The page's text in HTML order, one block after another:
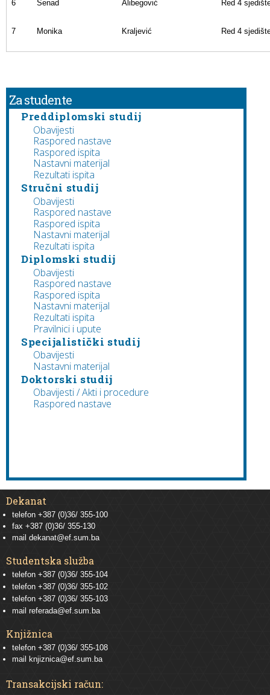
6 Senad Alibegović Red 4
7 Monika Kraljević Red 4
Za studente
Preddiplomski studij
Obavijesti
Raspored nastave
Raspored ispita
Nastavni materijal
Rezultati ispita
Stručni studij
Obavijesti
Raspored nastave
Raspored ispita
Nastavni materijal
Rezultati ispita
Diplomski studij
Obavijesti
Raspored nastave
Raspored ispita
Nastavni materijal
Rezultati ispita
Pravilnici i upute
Specijalistički studij
Obavijesti
Nastavni materijal
Doktorski studij
Obavijesti / Akti i procedure
Raspored nastave
Dekanat
telefon +387 (0)36/ 355-100
fax +387 (0)36/ 355-130
mail dekanat@ef.sum.ba
Studentska služba
telefon +387 (0)36/ 355-104
telefon +387 (0)36/ 355-102
telefon +387 (0)36/ 355-103
mail referada@ef.sum.ba
Knjižnica
telefon +387 (0)36/ 355-108
mail
knjiznica@ef.sum.ba
Transakcijski račun: